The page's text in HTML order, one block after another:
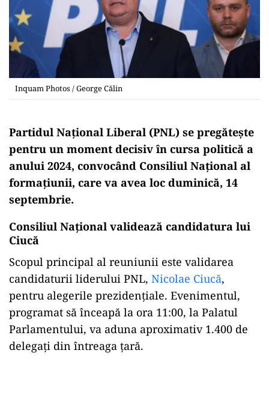
Inquam Photos / George Călin
Partidul Național Liberal (PNL) se pregătește
pentru un moment decisiv în cursa politică a
anului 2024, convocând Consiliul Național al
formațiunii, care va avea loc duminică, 14
septembrie.
Consiliul Național validează candidatura lui
Ciucă
Scopul principal al reuniunii este validarea
candidaturii liderului PNL, Nicolae Ciucă,
pentru alegerile prezidențiale. Evenimentul,
programat să înceapă la ora 11:00, la Palatul
Parlamentului, va aduna aproximativ 1.400 de
delegați din întreaga țară.